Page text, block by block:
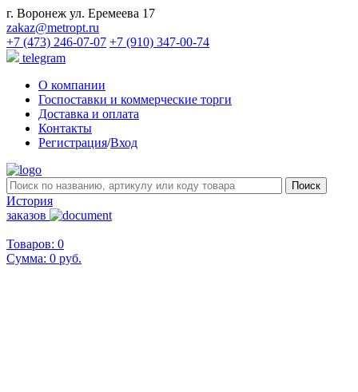
г. Воронеж ул. Еремеева 17
zakaz@metropt.ru
+7 (473) 246-07-07 +7 (910) 347-00-74
telegram
О компании
Госпоставки и коммерческие торги
Доставка и оплата
Контакты
Регистрация/Вход
История
заказов
Товаров: 0
Сумма: 0 руб.